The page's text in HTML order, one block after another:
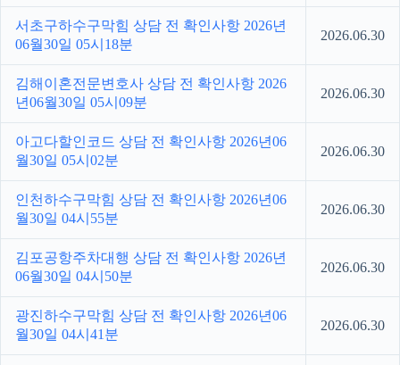
서초구하수구막힘 상담 전 확인사항 2026년
06월30일 05시18분
2026.06.30
김해이혼전문변호사 상담 전 확인사항 2026
년06월30일 05시09분
2026.06.30
아고다할인코드 상담 전 확인사항 2026년06
월30일 05시02분
2026.06.30
인천하수구막힘 상담 전 확인사항 2026년06
월30일 04시55분
2026.06.30
김포공항주차대행 상담 전 확인사항 2026년
06월30일 04시50분
2026.06.30
광진하수구막힘 상담 전 확인사항 2026년06
월30일 04시41분
2026.06.30